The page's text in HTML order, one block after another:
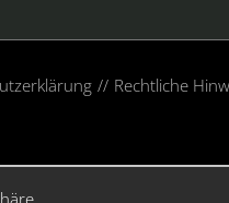
Rechtliche